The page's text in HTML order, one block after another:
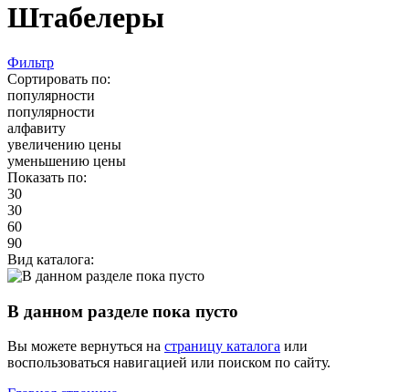
Штабелеры
Фильтр
Сортировать по:
популярности
популярности
алфавиту
увеличению цены
уменьшению цены
Показать по:
30
30
60
90
Вид каталога:
В данном разделе пока пусто
Вы можете вернуться на страницу каталога или
воспользоваться навигацией или поиском по сайту.